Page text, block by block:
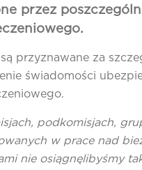
przez
przyznawane za
świadomości
podkomisjach,
w prace nad
nie osiągnęlibyśmy